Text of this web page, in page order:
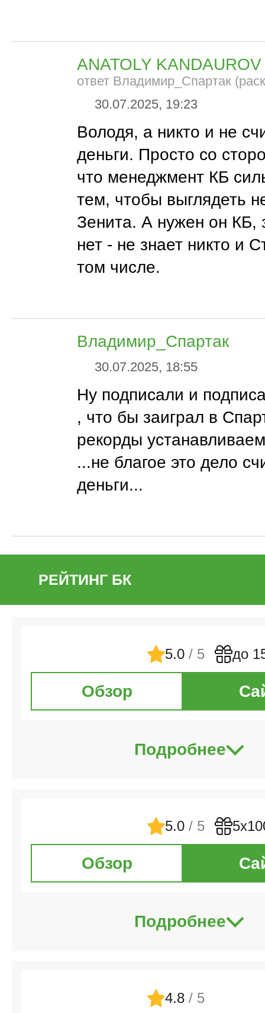
ANATOLY KANDAUROV
ответ Владимир_Спартак
30.07.2025, 19:23
Володя, а никто и не
деньги. Просто со
что менеджмент КБ
тем, чтобы выглядеть
Зенита. А нужен он КБ,
нет - не знает никто и
том числе.
Владимир_Спартак
30.07.2025, 18:55
Ну подписали и
, что бы заиграл в
рекорды
...не благое это дело
деньги...
РЕЙТИНГ БК
5.0 / 5 до
Обзор
Подробнее
5.0 / 5
Обзор
Подробнее
4.8 / 5